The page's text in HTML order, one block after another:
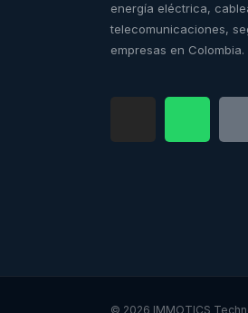
energía eléctrica,
telecomunicaciones,
empresas en Colombia.
© 2026 IMMOTICS